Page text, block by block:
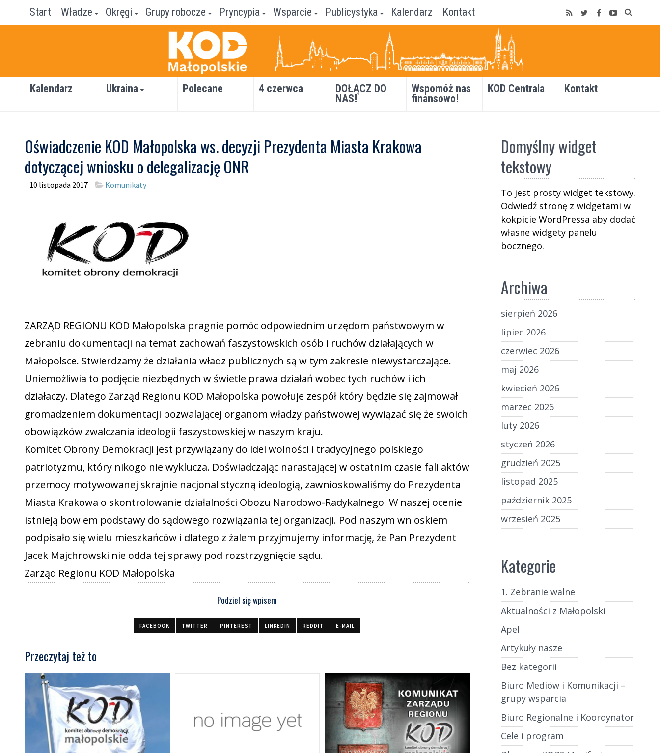
Start Władze Okręgi Grupy robocze Pryncypia Wsparcie Publicystyka Kalendarz Kontakt
Kalendarz Ukraina Polecane 4 czerwca
DOŁĄCZ DO
NAS!
Wspomóż nas
finansowo!
KOD Centrala Kontakt
Oświadczenie KOD Małopolska ws. decyzji Prezydenta Miasta Krakowa
dotyczącej wniosku o delegalizację ONR
10 listopada 2017 Komunikaty
ZARZĄD REGIONU KOD Małopolska pragnie pomóc odpowiednim urzędom państwowym w
zebraniu dokumentacji na temat zachowań faszystowskich osób i ruchów działających w
Małopolsce. Stwierdzamy że działania władz publicznych są w tym zakresie niewystarczające.
Uniemożliwia to podjęcie niezbędnych w świetle prawa działań wobec tych ruchów i ich
działaczy. Dlatego Zarząd Regionu KOD Małopolska powołuje zespół który będzie się zajmował
gromadzeniem dokumentacji pozwalającej organom władzy państwowej wywiązać się że swoich
obowiązków zwalczania ideologii faszystowskiej w naszym kraju.
Komitet Obrony Demokracji jest przywiązany do idei wolności i tradycyjnego polskiego
patriotyzmu, który nikogo nie wyklucza. Doświadczając narastającej w ostatnim czasie fali aktów
przemocy motywowanej skrajnie nacjonalistyczną ideologią, zawnioskowaliśmy do Prezydenta
Miasta Krakowa o skontrolowanie działalności Obozu Narodowo-Radykalnego. W naszej ocenie
istnieją bowiem podstawy do sądowego rozwiązania tej organizacji. Pod naszym wnioskiem
podpisało się wielu mieszkańców i dlatego z żalem przyjmujemy informację, że Pan Prezydent
Jacek Majchrowski nie odda tej sprawy pod rozstrzygnięcie sądu.
Zarząd Regionu KOD Małopolska
Podziel się wpisem
FACEBOOK TWITTER PINTEREST LINKEDIN REDDIT E-MAIL
Przeczytaj też to
Domyślny widget
tekstowy
To jest prosty widget tekstowy.
Odwiedź stronę z widgetami w
kokpicie WordPressa aby dodać
własne widgety panelu
bocznego.
Archiwa
sierpień 2026
lipiec 2026
czerwiec 2026
maj 2026
kwiecień 2026
marzec 2026
luty 2026
styczeń 2026
grudzień 2025
listopad 2025
październik 2025
wrzesień 2025
Kategorie
1. Zebranie walne
Aktualności z Małopolski
Apel
Artykuły nasze
Bez kategorii
Biuro Mediów i Komunikacji –
grupy wsparcia
Biuro Regionalne i Koordynator
Cele i program